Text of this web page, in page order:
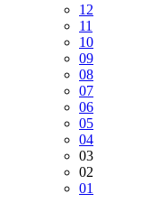
12
11
10
09
08
07
06
05
04
03
02
01